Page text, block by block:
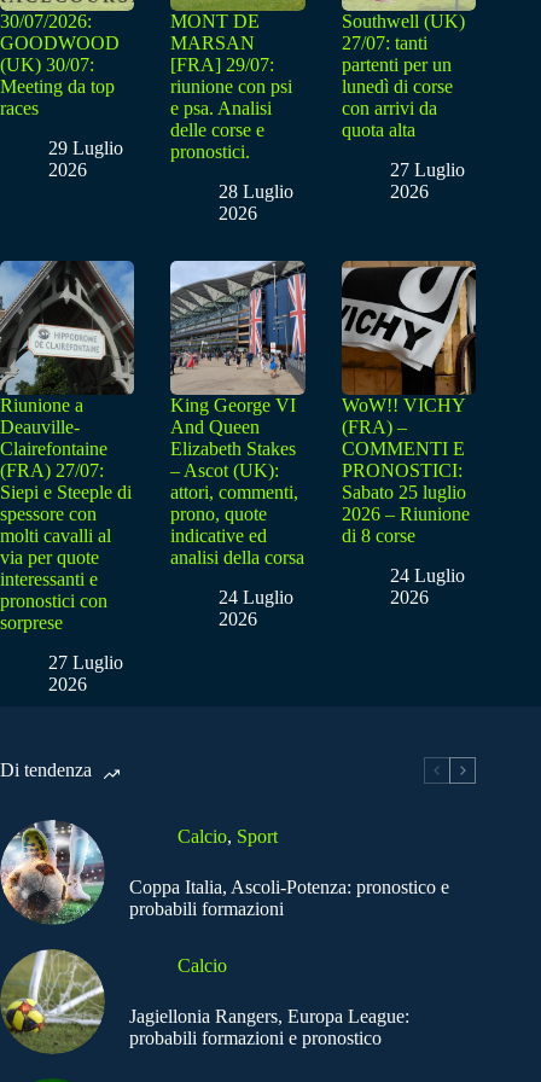
30/07/2026:
GOODWOOD
(UK) 30/07:
Meeting da top
races
29 Luglio
2026
MONT DE
MARSAN
[FRA] 29/07:
riunione con psi
e psa. Analisi
delle corse e
pronostici.
28 Luglio
2026
Southwell (UK)
27/07: tanti
partenti per un
lunedì di corse
con arrivi da
quota alta
27 Luglio
2026
Riunione a
Deauville-
Clairefontaine
(FRA) 27/07:
Siepi e Steeple di
spessore con
molti cavalli al
via per quote
interessanti e
pronostici con
sorprese
27 Luglio
2026
King George VI
And Queen
Elizabeth Stakes
– Ascot (UK):
attori, commenti,
prono, quote
indicative ed
analisi della corsa
24 Luglio
2026
WoW!! VICHY
(FRA) –
COMMENTI E
PRONOSTICI:
Sabato 25 luglio
2026 – Riunione
di 8 corse
24 Luglio
2026
Di tendenza
Calcio, Sport
Coppa Italia, Ascoli-Potenza: pronostico e
probabili formazioni
Calcio
Jagiellonia Rangers, Europa League:
probabili formazioni e pronostico